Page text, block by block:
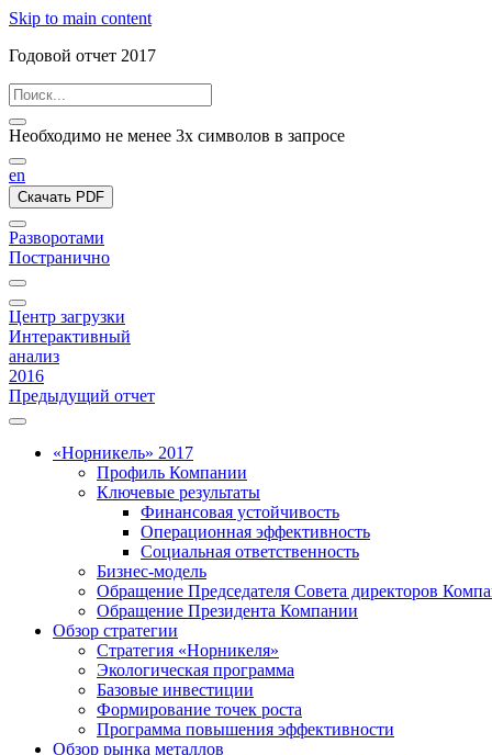
Skip to main content
Годовой отчет 2017
Необходимо не менее 3х символов в запросе
en
Скачать PDF
Разворотами
Постранично
Центр загрузки
Интерактивный
анализ
2016
Предыдущий отчет
«Норникель» 2017
Профиль Компании
Ключевые результаты
Финансовая устойчивость
Операционная эффективность
Социальная ответственность
Бизнес-модель
Обращение Председателя Совета директоров
Обращение Президента Компании
Обзор стратегии
Стратегия «Норникеля»
Экологическая программа
Базовые инвестиции
Формирование точек роста
Программа повышения эффективности
Обзор рынка металлов